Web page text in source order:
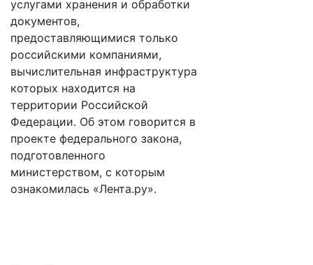
услугами хранения и обработки
документов,
предоставляющимися только
российскими компаниями,
вычислительная инфраструктура
которых находится на
территории Российской
Федерации. Об этом говорится в
проекте федерального закона,
подготовленного
министерством, с которым
ознакомилась «Лента.ру».